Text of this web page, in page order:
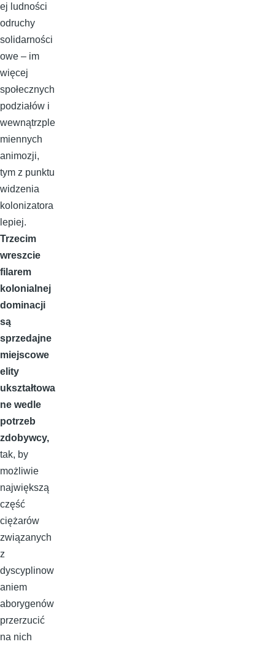
ej ludności
odruchy
solidarności
owe – im
więcej
społecznych
podziałów i
wewnątrzple
miennych
animozji,
tym z punktu
widzenia
kolonizatora
lepiej.
Trzecim
wreszcie
filarem
kolonialnej
dominacji
są
sprzedajne
miejscowe
elity
ukształtowa
ne wedle
potrzeb
zdobywcy,
tak, by
możliwie
największą
część
ciężarów
związanych
z
dyscyplinow
aniem
aborygenów
przerzucić
na nich